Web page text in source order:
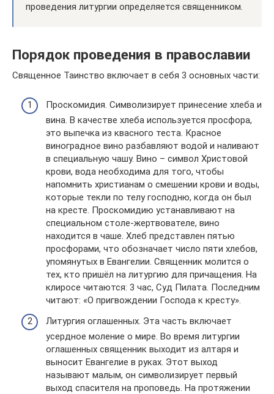
проведения литургии определяется священником.
Порядок проведения в православии
Священное Таинство включает в себя 3 основных части:
Проскомидия. Символизирует принесение хлеба и
вина. В качестве хлеба используется просфора,
это выпечка из квасного теста. Красное
виноградное вино разбавляют водой и наливают
в специальную чашу. Вино – символ Христовой
крови, вода необходима для того, чтобы
напомнить христианам о смешении крови и воды,
которые текли по телу господню, когда он был
на кресте. Проскомидию устанавливают на
специальном столе-жертвователе, вино
находится в чаше. Хлеб представлен пятью
просфорами, что обозначает число пяти хлебов,
упомянутых в Евангелии. Священник молится о
тех, кто пришёл на литургию для причащения. На
клиросе читаются: 3 час, Суд Пилата. Последним
читают: «О пригвождении Господа к кресту».
Литургия оглашенных. Эта часть включает
усердное моление о мире. Во время литургии
оглашенных священник выходит из алтаря и
выносит Евангелие в руках. Этот выход
называют малым, он символизирует первый
выход спасителя на проповедь. На протяжении